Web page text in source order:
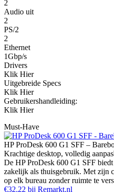
2
Audio uit
2
PS/2
2
Ethernet
1Gbp/s
Drivers
Klik Hier
Uitgebreide Specs
Klik Hier
Gebruikershandleiding:
Klik Hier
Must-Have
HP ProDesk 600 G1 SFF –
Krachtige desktop, volledig
De HP ProDesk 600 G1 SFF
zakelijk als thuisgebruik. Met zijn
op elk bureau zonder ruimte te
€32,22 bij Remarkt.nl